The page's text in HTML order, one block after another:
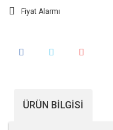
Fiyat Alarmı
ÜRÜN BILGISI